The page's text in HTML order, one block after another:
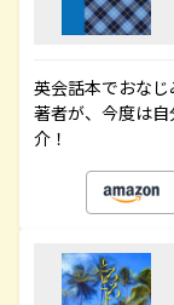
英会話本でおな
著者が、今度は
介！